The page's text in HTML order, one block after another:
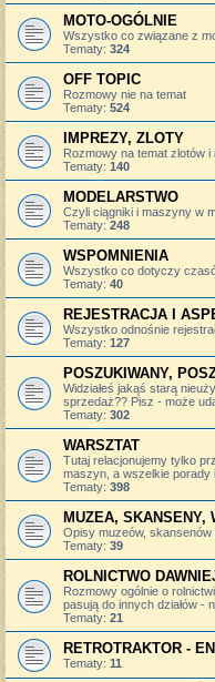
MOTO-OGÓLNIE
Wszystko co związane z
Tematy: 324
OFF TOPIC
Rozmowy nie na temat
Tematy: 524
IMPREZY, ZLOTY
Rozmowy na temat zlotów i
Tematy: 140
MODELARSTWO
Czyli ciągniki i maszyny w
Tematy: 248
WSPOMNIENIA
Wszystko co dotyczy
Tematy: 40
REJESTRACJA I
Wszystko odnośnie
Tematy: 127
POSZUKIWANY,
Widziałeś jakąś starą
sprzedaż?? Pisz - może
Tematy: 302
WARSZTAT
Tutaj relacjonujemy tylko
maszyn, a wszelkie porady
Tematy: 398
MUZEA, SKANSENY,
Opisy muzeów, skansenów
Tematy: 39
ROLNICTWO
Rozmowy ogólnie o
pasują do innych działów -
Tematy: 21
RETROTRAKTOR -
Tematy: 11